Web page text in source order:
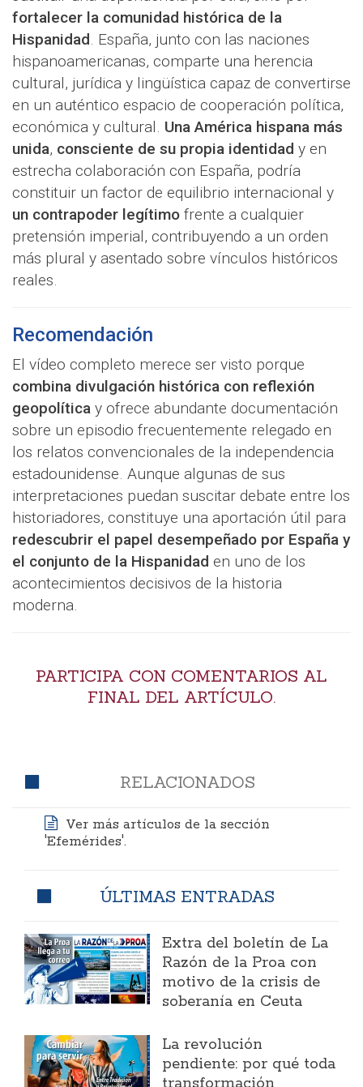
fortalecer la comunidad histórica de la
Hispanidad. España, junto con las naciones
hispanoamericanas, comparte una herencia
cultural, jurídica y lingüística capaz de convertirse
en un auténtico espacio de cooperación política,
económica y cultural. Una América hispana más
unida, consciente de su propia identidad y en
estrecha colaboración con España, podría
constituir un factor de equilibrio internacional y
un contrapoder legítimo frente a cualquier
pretensión imperial, contribuyendo a un orden
más plural y asentado sobre vínculos históricos
reales.
Recomendación
El vídeo completo merece ser visto porque
combina divulgación histórica con reflexión
geopolítica y ofrece abundante documentación
sobre un episodio frecuentemente relegado en
los relatos convencionales de la independencia
estadounidense. Aunque algunas de sus
interpretaciones puedan suscitar debate entre los
historiadores, constituye una aportación útil para
redescubrir el papel desempeñado por España y
el conjunto de la Hispanidad en uno de los
acontecimientos decisivos de la historia
moderna.
PARTICIPA CON COMENTARIOS AL
FINAL DEL ARTÍCULO.
RELACIONADOS
Ver más artículos de la sección
'Efemérides'.
ÚLTIMAS ENTRADAS
Extra del boletín de La
Razón de la Proa con
motivo de la crisis de
soberanía en Ceuta
La revolución
pendiente: por qué toda